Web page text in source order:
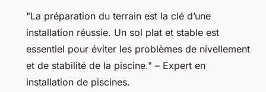
"La préparation du terrain est la clé d’une
installation réussie. Un sol plat et stable est
essentiel pour éviter les problèmes de nivellement
et de stabilité de la piscine." – Expert en
installation de piscines.